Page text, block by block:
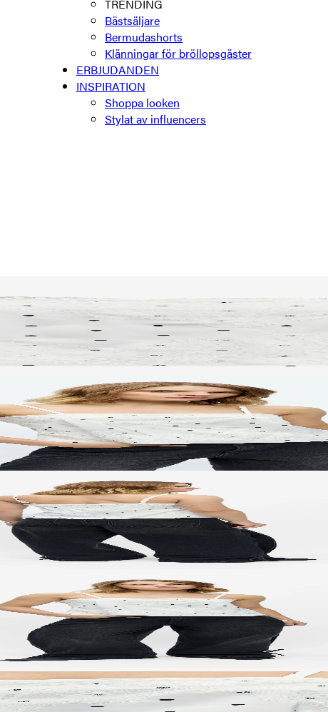
TRENDING
Bästsäljare
Bermudashorts
Klänningar för bröllopsgäster
ERBJUDANDEN
INSPIRATION
Shoppa looken
Stylat av influencers